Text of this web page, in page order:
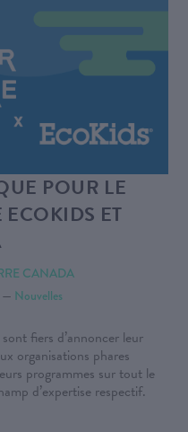
POUR LE
ET
CANADA
— Nouvelles
fiers d’annoncer leur
organisations phares
programmes sur tout le
d’expertise respectif.